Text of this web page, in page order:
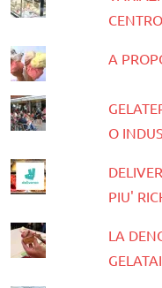
A
O
PIU'
LA